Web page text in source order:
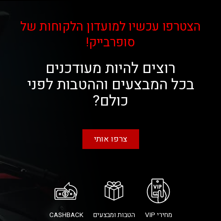
הצטרפו עכשיו למועדון הלקוחות של
סופרבייק!
רוצים להיות מעודכנים
בכל המבצעים וההטבות לפני
כולם?
צרפו אותי
מחירי VIP הטבות ומבצעים CASHBACK